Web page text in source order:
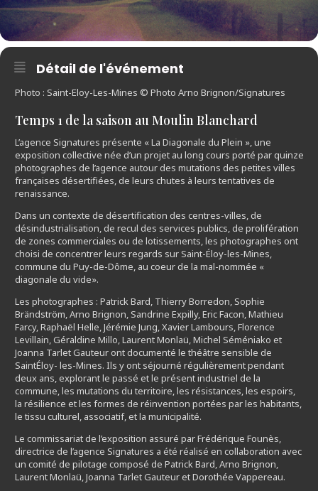
Détail de l'événement
Photo : Saint-Eloy-Les-Mines © Photo Arno Brignon/Signatures
Temps 1 de la saison au Moulin Blanchard
L’agence Signatures présente « La Diagonale du Plein », une
exposition collective née d’un projet au long cours porté par quinze
photographes de l’agence autour des mutations des petites villes
françaises désertifiées, de leurs chutes à leurs tentatives de
renaissance.
Dans un contexte de désertification des centres-villes, de
désindustrialisation, de recul des services publics, de prolifération
de zones commerciales ou de lotissements, les photographes ont
choisi de concentrer leurs regards sur Saint-Éloy-les-Mines,
commune du Puy-de-Dôme, au coeur de la mal-nommée «
diagonale du vide».
Les photographes : Patrick Bard, Thierry Borredon, Sophie
Brändström, Arno Brignon, Sandrine Expilly, Eric Facon, Mathieu
Farcy, Raphaël Helle, Jérémie Jung, Xavier Lambours, Florence
Levillain, Géraldine Millo, Laurent Monlaü, Michel Séméniako et
Joanna Tarlet Gauteur ont documenté le théâtre sensible de
SaintÉloy- les-Mines. Ils y ont séjourné régulièrement pendant
deux ans, explorant le passé et le présent industriel de la
commune, les mutations du territoire, les résistances, les espoirs,
la résilience et les formes de réinvention portées par les habitants,
le tissu culturel, associatif, et la municipalité.
Le commissariat de l’exposition assuré par Frédérique Founès,
directrice de l’agence Signatures a été réalisé en collaboration avec
un comité de pilotage composé de Patrick Bard, Arno Brignon,
Laurent Monlaü, Joanna Tarlet Gauteur et Dorothée Vappereau.